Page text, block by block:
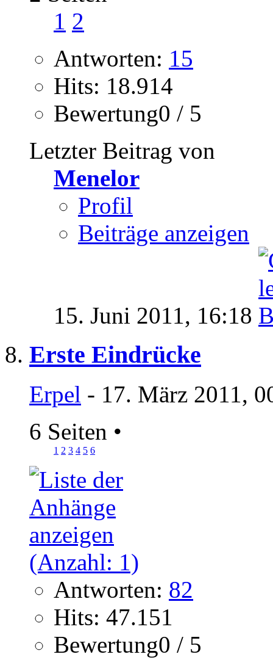
1 2
Antworten: 15
Hits: 18.914
Bewertung0 / 5
Letzter Beitrag von
Menelor
Profil
Beiträge anzeigen
15. Juni 2011, 16:18
Erste Eindrücke
Erpel - 17. März 2011,
6 Seiten •
1 2 3 4 5 6
Antworten: 82
Hits: 47.151
Bewertung0 / 5